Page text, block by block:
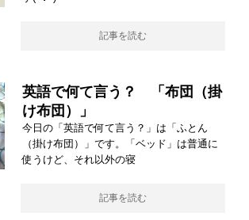
記事を読む
英語で何て言う？ 「布団（掛
け布団）」
今日の「英語で何て言う？」は「ふとん
（掛け布団）」です。「ベッド」は普通に
使うけど、それ以外の寝
記事を読む